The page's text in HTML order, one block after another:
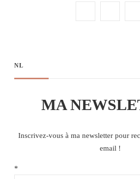
NL
MA
Inscrivez-vous à ma newsletter pour
email !
*